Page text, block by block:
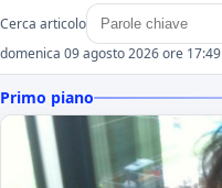
Cerca articolo
domenica 09 agosto 2026 ore 17:49
Primo piano